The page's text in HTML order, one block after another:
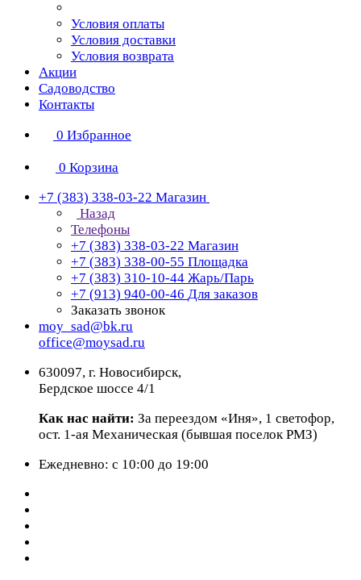
Условия оплаты
Условия доставки
Условия возврата
Акции
Садоводство
Контакты
0 Избранное
0 Корзина
+7 (383) 338-03-22 Магазин
Назад
Телефоны
+7 (383) 338-03-22 Магазин
+7 (383) 338-00-55 Площадка
+7 (383) 310-10-44 Жарь/Парь
+7 (913) 940-00-46 Для заказов
Заказать звонок
moy_sad@bk.ru
office@moysad.ru
630097, г. Новосибирск,
Бердское шоссе 4/1
Как нас найти: За переездом «Иня», 1 светофор,
ост. 1-ая Механическая (бывшая поселок РМЗ)
Ежедневно: с 10:00 до 19:00